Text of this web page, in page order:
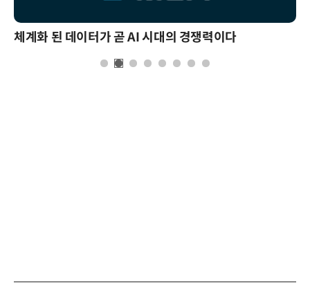
체계화 된 데이터가 곧 AI 시대의 경쟁력이다